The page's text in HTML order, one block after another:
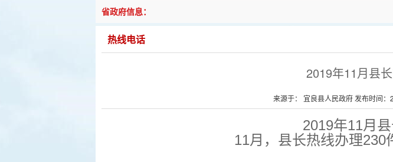
省政府信息：
热线电话
2019年11月县
来源于： 宜良县人民政府 发布时间
2019年11月
11月，县长热线办理230